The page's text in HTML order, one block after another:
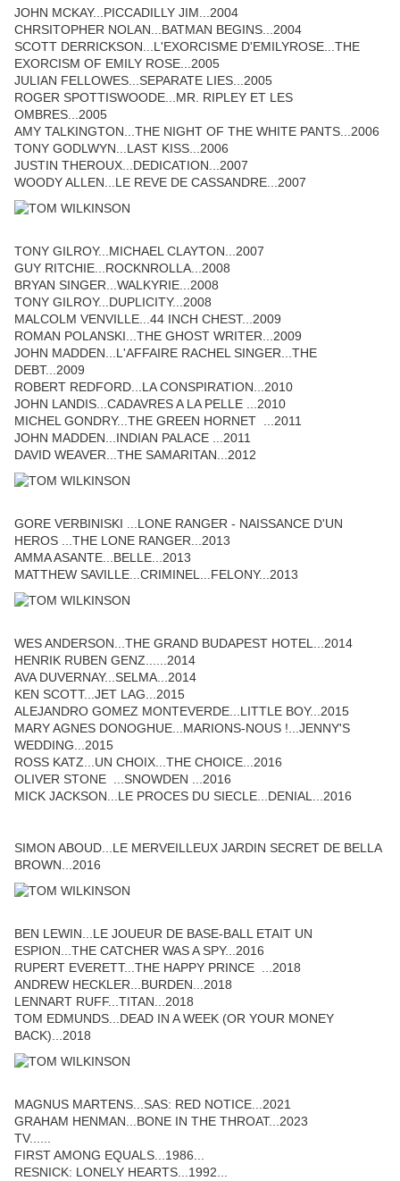
JOHN MCKAY...PICCADILLY JIM...2004
CHRSITOPHER NOLAN...BATMAN BEGINS...2004
SCOTT DERRICKSON...L'EXORCISME D'EMILYROSE...THE
EXORCISM OF EMILY ROSE...2005
JULIAN FELLOWES...SEPARATE LIES...2005
ROGER SPOTTISWOODE...MR. RIPLEY ET LES
OMBRES...2005
AMY TALKINGTON...THE NIGHT OF THE WHITE PANTS...2006
TONY GODLWYN...LAST KISS...2006
JUSTIN THEROUX...DEDICATION...2007
WOODY ALLEN...LE REVE DE CASSANDRE...2007
TONY GILROY...MICHAEL CLAYTON...2007
GUY RITCHIE...ROCKNROLLA...2008
BRYAN SINGER...WALKYRIE...2008
TONY GILROY...DUPLICITY...2008
MALCOLM VENVILLE...44 INCH CHEST...2009
ROMAN POLANSKI...THE GHOST WRITER...2009
JOHN MADDEN...L'AFFAIRE RACHEL SINGER...THE
DEBT...2009
ROBERT REDFORD...LA CONSPIRATION...2010
JOHN LANDIS...CADAVRES A LA PELLE ...2010
MICHEL GONDRY...THE GREEN HORNET ...2011
JOHN MADDEN...INDIAN PALACE ...2011
DAVID WEAVER...THE SAMARITAN...2012
GORE VERBINISKI ...LONE RANGER - NAISSANCE D'UN
HEROS ...THE LONE RANGER...2013
AMMA ASANTE...BELLE...2013
MATTHEW SAVILLE...CRIMINEL...FELONY...2013
WES ANDERSON...THE GRAND BUDAPEST HOTEL...2014
HENRIK RUBEN GENZ......2014
AVA DUVERNAY...SELMA...2014
KEN SCOTT...JET LAG...2015
ALEJANDRO GOMEZ MONTEVERDE...LITTLE BOY...2015
MARY AGNES DONOGHUE...MARIONS-NOUS !...JENNY'S
WEDDING...2015
ROSS KATZ...UN CHOIX...THE CHOICE...2016
OLIVER STONE ...SNOWDEN ...2016
MICK JACKSON...LE PROCES DU SIECLE...DENIAL...2016
SIMON ABOUD...LE MERVEILLEUX JARDIN SECRET DE BELLA
BROWN...2016
BEN LEWIN...LE JOUEUR DE BASE-BALL ETAIT UN
ESPION...THE CATCHER WAS A SPY...2016
RUPERT EVERETT...THE HAPPY PRINCE ...2018
ANDREW HECKLER...BURDEN...2018
LENNART RUFF...TITAN...2018
TOM EDMUNDS...DEAD IN A WEEK (OR YOUR MONEY
BACK)...2018
MAGNUS MARTENS...SAS: RED NOTICE...2021
GRAHAM HENMAN...BONE IN THE THROAT...2023
TV......
FIRST AMONG EQUALS...1986...
RESNICK: LONELY HEARTS...1992...